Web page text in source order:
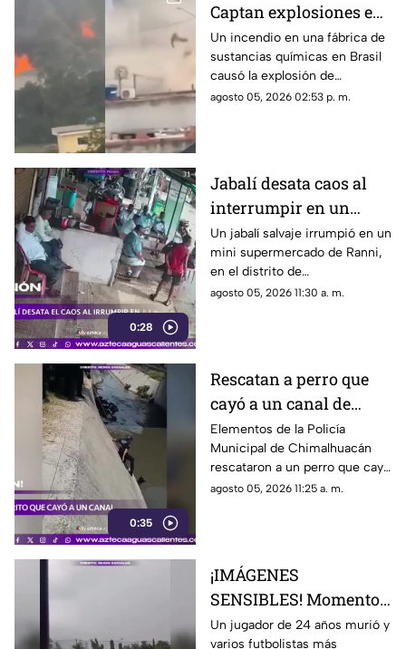
Captan explosiones en
alcantarillas tras el
incendio en una
fábrica
Un incendio en una fábrica de
sustancias químicas en Brasil
causó la explosión de
alcantarillas; el momento
agosto 05, 2026 02:53 p. m.
0:28
Jabalí desata caos al
interrumpir en un
comercio y embiste a
un hombre
Un jabalí salvaje irrumpió en un
mini supermercado de Ranni,
en el distrito de
Pathanamthitta, Kerala, India,
agosto 05, 2026 11:30 a. m.
0:35
Rescatan a perro que
cayó a un canal de
aguas negras en
Chimalhuacán
Elementos de la Policía
Municipal de Chimalhuacán
rescataron a un perro que cayó
a un canal de aguas negras,
agosto 05, 2026 11:25 a. m.
¡IMÁGENES
SENSIBLES! Momento
en el que rayo cae
Un jugador de 24 años murió y
varios futbolistas más